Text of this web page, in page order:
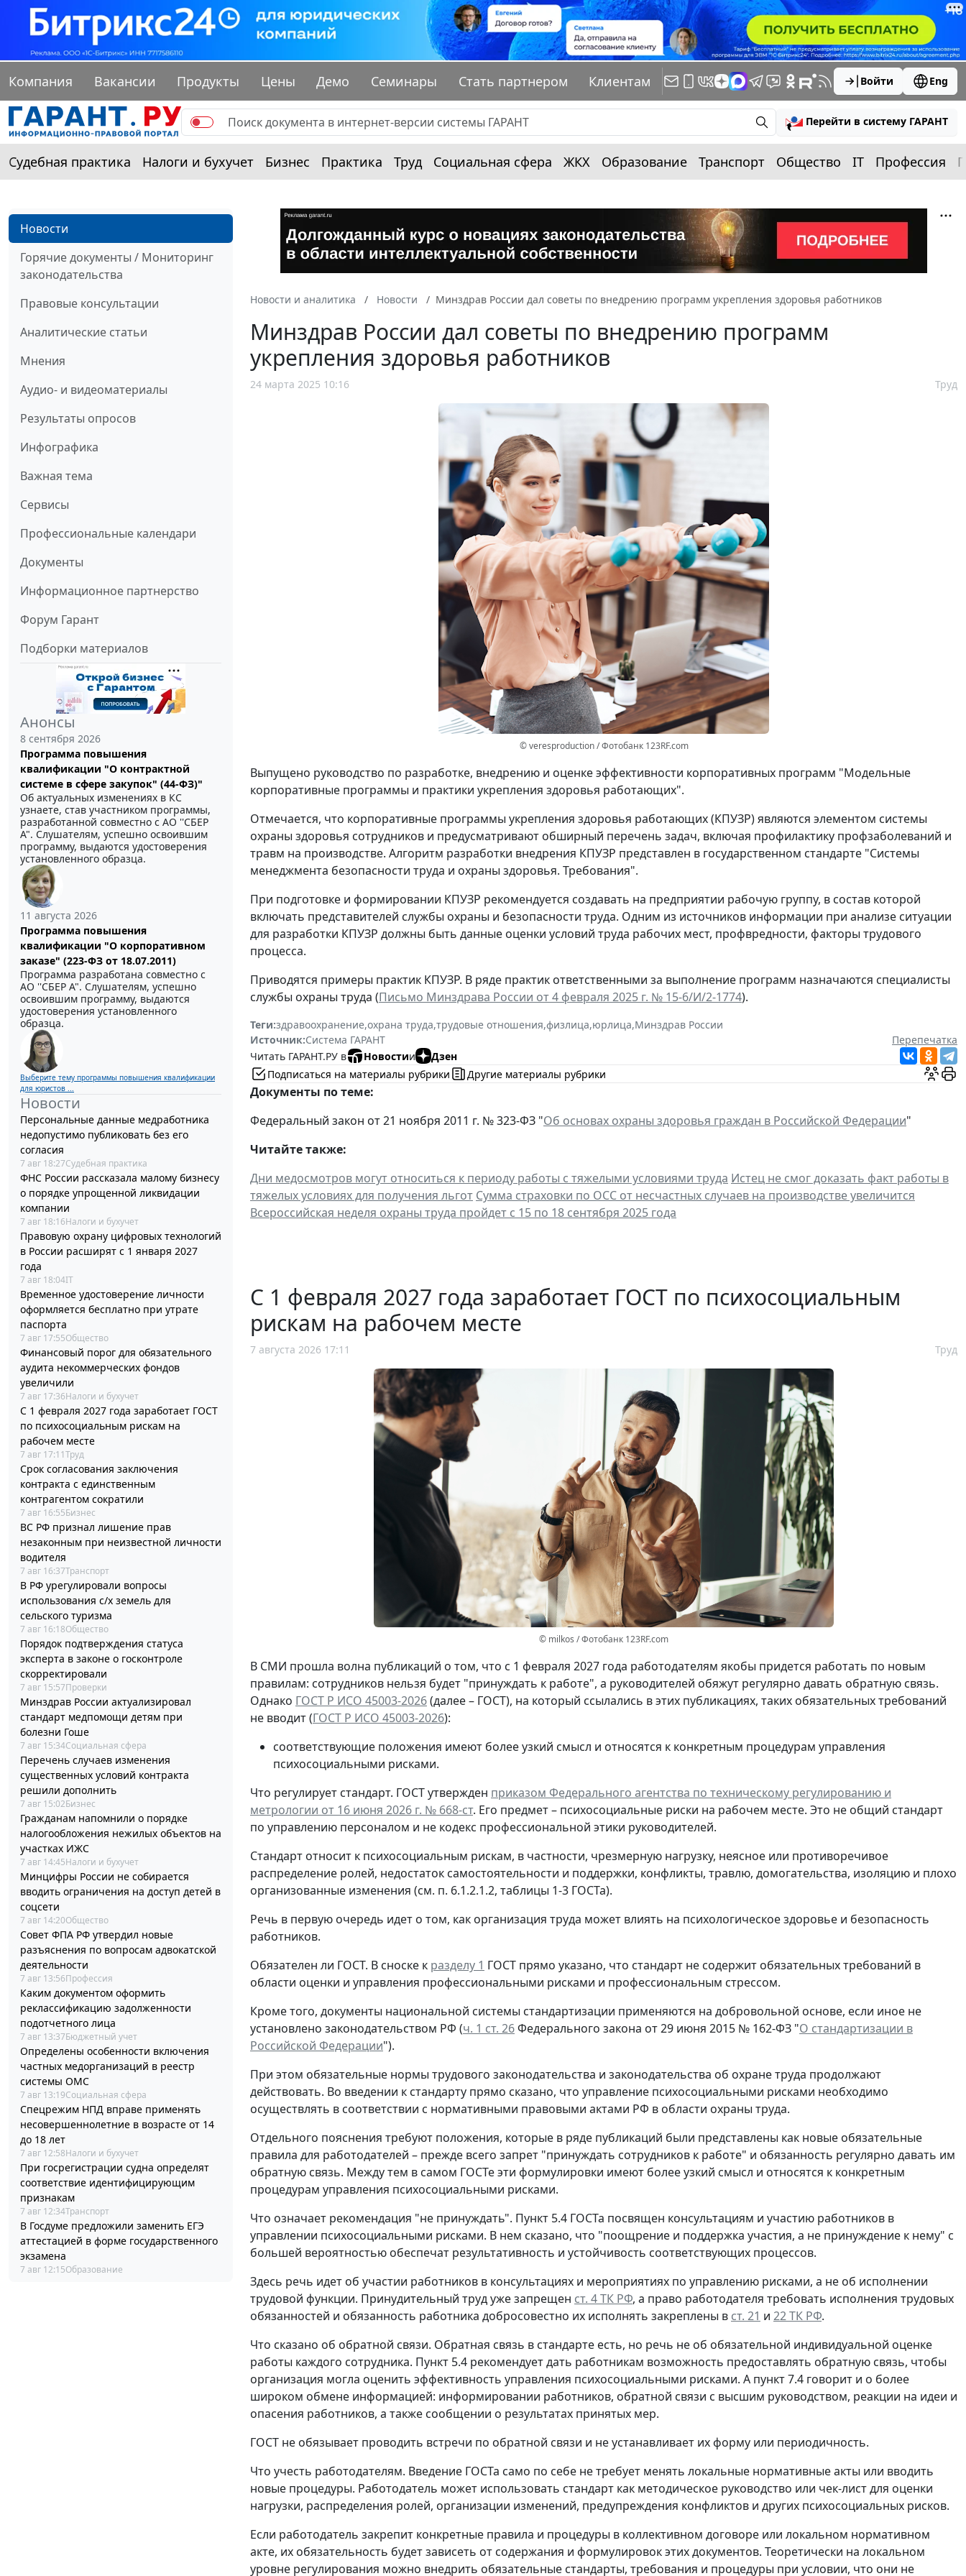
Компания Вакансии Продукты Цены Демо Семинары Стать партнером Клиентам Войти Eng
Перейти в систему ГАРАНТ
Судебная практика Налоги и бухучет Бизнес Практика Труд Социальная сфера ЖКХ Образование Транспорт Общество IT Профессия
Новости
Горячие документы / Мониторинг
законодательства
Правовые консультации
Аналитические статьи
Мнения
Аудио- и видеоматериалы
Результаты опросов
Инфографика
Важная тема
Сервисы
Профессиональные календари
Документы
Информационное партнерство
Форум Гарант
Подборки материалов
Анонсы
8 сентября 2026
Программа повышения
квалификации "О контрактной
системе в сфере закупок" (44-ФЗ)"
Об актуальных изменениях в КС
узнаете, став участником программы,
разработанной совместно с АО ''СБЕР
А". Слушателям, успешно освоившим
программу, выдаются удостоверения
установленного образца.
11 августа 2026
Программа повышения
квалификации "О корпоративном
заказе" (223-ФЗ от 18.07.2011)
Программа разработана совместно с
АО ''СБЕР А". Слушателям, успешно
освоившим программу, выдаются
удостоверения установленного
образца.
Выберите тему программы повышения квалификации
для юристов ...
Новости
Персональные данные медработника
недопустимо публиковать без его
согласия
7 авг 18:27Судебная практика
ФНС России рассказала малому бизнесу
о порядке упрощенной ликвидации
компании
7 авг 18:16Налоги и бухучет
Правовую охрану цифровых технологий
в России расширят с 1 января 2027
года
7 авг 18:04IT
Временное удостоверение личности
оформляется бесплатно при утрате
паспорта
7 авг 17:55Общество
Финансовый порог для обязательного
аудита некоммерческих фондов
увеличили
7 авг 17:36Налоги и бухучет
С 1 февраля 2027 года заработает ГОСТ
по психосоциальным рискам на
рабочем месте
7 авг 17:11Труд
Срок согласования заключения
контракта с единственным
контрагентом сократили
7 авг 16:55Бизнес
ВС РФ признал лишение прав
незаконным при неизвестной личности
водителя
7 авг 16:37Транспорт
В РФ урегулировали вопросы
использования с/х земель для
сельского туризма
7 авг 16:18Общество
Порядок подтверждения статуса
эксперта в законе о госконтроле
скорректировали
7 авг 15:57Проверки
Минздрав России актуализировал
стандарт медпомощи детям при
болезни Гоше
7 авг 15:34Социальная сфера
Перечень случаев изменения
существенных условий контракта
решили дополнить
7 авг 15:02Бизнес
Гражданам напомнили о порядке
налогообложения нежилых объектов на
участках ИЖС
7 авг 14:45Налоги и бухучет
Минцифры России не собирается
вводить ограничения на доступ детей в
соцсети
7 авг 14:20Общество
Совет ФПА РФ утвердил новые
разъяснения по вопросам адвокатской
деятельности
7 авг 13:56Профессия
Каким документом оформить
реклассификацию задолженности
подотчетного лица
7 авг 13:37Бюджетный учет
Определены особенности включения
частных медорганизаций в реестр
системы ОМС
7 авг 13:19Социальная сфера
Спецрежим НПД вправе применять
несовершеннолетние в возрасте от 14
до 18 лет
7 авг 12:58Налоги и бухучет
При госрегистрации судна определят
соответствие идентифицирующим
признакам
7 авг 12:34Транспорт
В Госдуме предложили заменить ЕГЭ
аттестацией в форме государственного
экзамена
7 авг 12:15Образование
Новости и аналитика Новости Минздрав России дал советы по внедрению программ укрепления здоровья работников
Минздрав России дал советы по внедрению программ
укрепления здоровья работников
24 марта 2025 10:16 Труд
© veresproduction / Фотобанк 123RF.com
Выпущено руководство по разработке, внедрению и оценке эффективности корпоративных программ "Модельные
корпоративные программы и практики укрепления здоровья работающих".
Отмечается, что корпоративные программы укрепления здоровья работающих (КПУЗР) являются элементом системы
охраны здоровья сотрудников и предусматривают обширный перечень задач, включая профилактику профзаболеваний и
травм на производстве. Алгоритм разработки внедрения КПУЗР представлен в государственном стандарте "Системы
менеджмента безопасности труда и охраны здоровья. Требования".
При подготовке и формировании КПУЗР рекомендуется создавать на предприятии рабочую группу, в состав которой
включать представителей службы охраны и безопасности труда. Одним из источников информации при анализе ситуации
для разработки КПУЗР должны быть данные оценки условий труда рабочих мест, профвредности, факторы трудового
процесса.
Приводятся примеры практик КПУЗР. В ряде практик ответственными за выполнение программ назначаются специалисты
службы охраны труда (Письмо Минздрава России от 4 февраля 2025 г. № 15-6/И/2-1774).
Теги:здравоохранение,охрана труда,трудовые отношения,физлица,юрлица,Минздрав России
Источник:Система ГАРАНТ
Перепечатка
Читать ГАРАНТ.РУ в
Новостии
Дзен
Подписаться на материалы рубрики
Другие материалы рубрики
Документы по теме:
Федеральный закон от 21 ноября 2011 г. № 323-ФЗ "Об основах охраны здоровья граждан в Российской Федерации"
Читайте также:
Дни медосмотров могут относиться к периоду работы с тяжелыми условиями труда Истец не смог доказать факт работы в
тяжелых условиях для получения льгот Сумма страховки по ОСС от несчастных случаев на производстве увеличится
Всероссийская неделя охраны труда пройдет с 15 по 18 сентября 2025 года
С 1 февраля 2027 года заработает ГОСТ по психосоциальным
рискам на рабочем месте
7 августа 2026 17:11 Труд
© milkos / Фотобанк 123RF.com
В СМИ прошла волна публикаций о том, что с 1 февраля 2027 года работодателям якобы придется работать по новым
правилам: сотрудников нельзя будет "принуждать к работе", а руководителей обяжут регулярно давать обратную связь.
Однако ГОСТ Р ИСО 45003-2026(далее – ГОСТ), на который ссылались в этих публикациях, таких обязательных требований
не вводит (ГОСТ Р ИСО 45003-2026):
соответствующие положения имеют более узкий смысл и относятся к конкретным процедурам управления
психосоциальными рисками.
Что регулирует стандарт. ГОСТ утвержден приказом Федерального агентства по техническому регулированию и
метрологии от 16 июня 2026 г. № 668-ст. Его предмет – психосоциальные риски на рабочем месте. Это не общий стандарт
по управлению персоналом и не кодекс профессиональной этики руководителей.
Стандарт относит к психосоциальным рискам, в частности, чрезмерную нагрузку, неясное или противоречивое
распределение ролей, недостаток самостоятельности и поддержки, конфликты, травлю, домогательства, изоляцию и плохо
организованные изменения (см. п. 6.1.2.1.2, таблицы 1-3 ГОСТа).
Речь в первую очередь идет о том, как организация труда может влиять на психологическое здоровье и безопасность
работников.
Обязателен ли ГОСТ. В сноске к разделу 1 ГОСТ прямо указано, что стандарт не содержит обязательных требований в
области оценки и управления профессиональными рисками и профессиональным стрессом.
Кроме того, документы национальной системы стандартизации применяются на добровольной основе, если иное не
установлено законодательством РФ (ч. 1 ст. 26Федерального закона от 29 июня 2015 № 162-ФЗ "О стандартизации в
Российской Федерации").
При этом обязательные нормы трудового законодательства и законодательства об охране труда продолжают
действовать. Во введении к стандарту прямо сказано, что управление психосоциальными рисками необходимо
осуществлять в соответствии с нормативными правовыми актами РФ в области охраны труда.
Отдельного пояснения требуют положения, которые в ряде публикаций были представлены как новые обязательные
правила для работодателей – прежде всего запрет "принуждать сотрудников к работе" и обязанность регулярно давать им
обратную связь. Между тем в самом ГОСТе эти формулировки имеют более узкий смысл и относятся к конкретным
процедурам управления психосоциальными рисками.
Что означает рекомендация "не принуждать". Пункт 5.4 ГОСТа посвящен консультациям и участию работников в
управлении психосоциальными рисками. В нем сказано, что "поощрение и поддержка участия, а не принуждение к нему" с
большей вероятностью обеспечат результативность и устойчивость соответствующих процессов.
Здесь речь идет об участии работников в консультациях и мероприятиях по управлению рисками, а не об исполнении
трудовой функции. Принудительный труд уже запрещен ст. 4 ТК РФ, а право работодателя требовать исполнения трудовых
обязанностей и обязанность работника добросовестно их исполнять закреплены в ст. 21 и 22 ТК РФ.
Что сказано об обратной связи. Обратная связь в стандарте есть, но речь не об обязательной индивидуальной оценке
работы каждого сотрудника. Пункт 5.4 рекомендует дать работникам возможность предоставлять обратную связь, чтобы
организация могла оценить эффективность управления психосоциальными рисками. А пункт 7.4 говорит и о более
широком обмене информацией: информировании работников, обратной связи с высшим руководством, реакции на идеи и
опасения работников, а также сообщении о результатах принятых мер.
ГОСТ не обязывает проводить встречи по обратной связи и не устанавливает их форму или периодичность.
Что учесть работодателям. Введение ГОСТа само по себе не требует менять локальные нормативные акты или вводить
новые процедуры. Работодатель может использовать стандарт как методическое руководство или чек-лист для оценки
нагрузки, распределения ролей, организации изменений, предупреждения конфликтов и других психосоциальных рисков.
Если работодатель закрепит конкретные правила и процедуры в коллективном договоре или локальном нормативном
акте, их обязательность будет зависеть от содержания и формулировок этих документов. Теоретически на локальном
уровне регулирования можно внедрить обязательные стандарты, требования и процедуры при условии, что они не